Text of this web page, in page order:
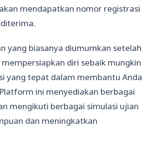
mendapatkan nomor registrasi
yang biasanya diumumkan setelah
diri sebaik mungkin
yang tepat dalam membantu Anda
ini menyediakan berbagai
mengikuti berbagai simulasi ujian
dan meningkatkan